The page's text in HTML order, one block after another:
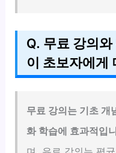
Q. 무료 강의
이 초보자에게
무료 강의는 기초 개
화 학습에 효과적입